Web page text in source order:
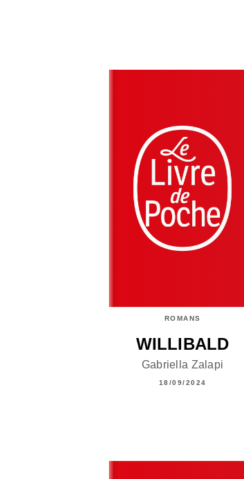
ROMANS
WILLIBALD
Gabriella Zalapi
18/09/2024